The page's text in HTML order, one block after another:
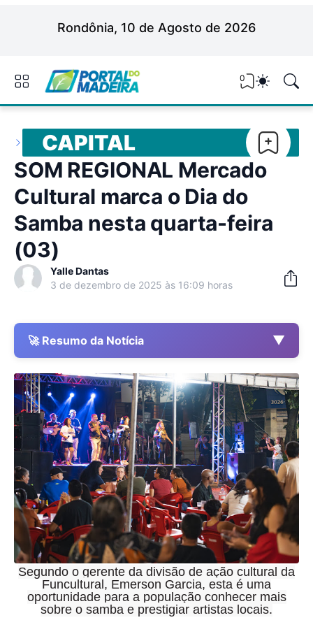
Rondônia, 10 de Agosto de 2026
0
CAPITAL
SOM REGIONAL Mercado
Cultural marca o Dia do
Samba nesta quarta-feira
(03)
Yalle Dantas
3 de dezembro de 2025 às 16:09 horas
🚀 Resumo da Notícia ▼
Segundo o gerente da divisão de ação cultural da
Funcultural, Emerson Garcia, esta é uma
oportunidade para a população conhecer mais
sobre o samba e prestigiar artistas locais.